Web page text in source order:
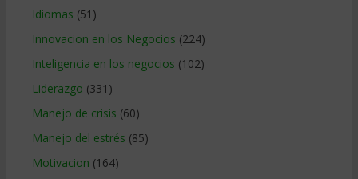
Idiomas (51)
Innovacion en los Negocios (224)
Inteligencia en los negocios (102)
Liderazgo (331)
Manejo de crisis (60)
Manejo del estrés (85)
Motivacion (164)